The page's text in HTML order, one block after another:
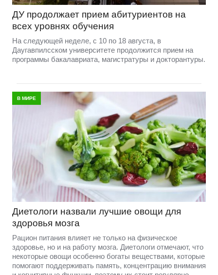
ДУ продолжает прием абитуриентов на
всех уровнях обучения
На следующей неделе, с 10 по 18 августа, в
Даугавпилсском университете продолжится прием на
программы бакалавриата, магистратуры и докторантуры.
В МИРЕ
Диетологи назвали лучшие овощи для
здоровья мозга
Рацион питания влияет не только на физическое
здоровье, но и на работу мозга. Диетологи отмечают, что
некоторые овощи особенно богаты веществами, которые
помогают поддерживать память, концентрацию внимания